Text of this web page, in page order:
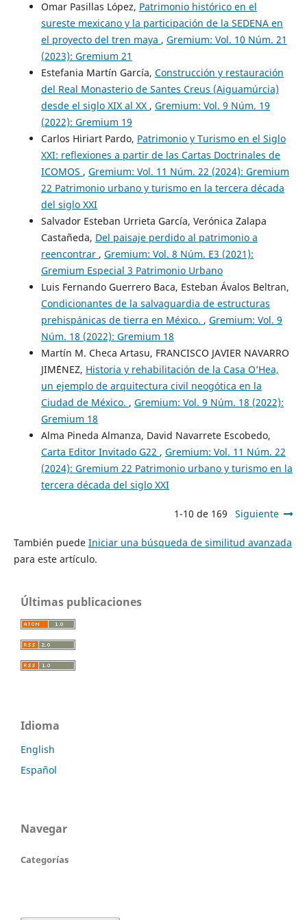
Omar Pasillas López, Patrimonio histórico en el
sureste mexicano y la participación de la SEDENA en
el proyecto del tren maya , Gremium: Vol. 10 Núm. 21
(2023): Gremium 21
Estefania Martín García, Construcción y restauración
del Real Monasterio de Santes Creus (Aiguamúrcia)
desde el siglo XIX al XX , Gremium: Vol. 9 Núm. 19
(2022): Gremium 19
Carlos Hiriart Pardo, Patrimonio y Turismo en el Siglo
XXI: reflexiones a partir de las Cartas Doctrinales de
ICOMOS , Gremium: Vol. 11 Núm. 22 (2024): Gremium
22 Patrimonio urbano y turismo en la tercera década
del siglo XXI
Salvador Esteban Urrieta García, Verónica Zalapa
Castañeda, Del paisaje perdido al patrimonio a
reencontrar , Gremium: Vol. 8 Núm. E3 (2021):
Gremium Especial 3 Patrimonio Urbano
Luis Fernando Guerrero Baca, Esteban Ávalos Beltran,
Condicionantes de la salvaguardia de estructuras
prehispánicas de tierra en México. , Gremium: Vol. 9
Núm. 18 (2022): Gremium 18
Martín M. Checa Artasu, FRANCISCO JAVIER NAVARRO
JIM´´ENEZ, Historia y rehabilitación de la Casa O’Hea,
un ejemplo de arquitectura civil neogótica en la
Ciudad de México. , Gremium: Vol. 9 Núm. 18 (2022):
Gremium 18
Alma Pineda Almanza, David Navarrete Escobedo,
Carta Editor Invitado G22 , Gremium: Vol. 11 Núm. 22
(2024): Gremium 22 Patrimonio urbano y turismo en la
tercera década del siglo XXI
1-10 de 169 Siguiente
También puede Iniciar una búsqueda de similitud avanzada
para este artículo.
Últimas publicaciones
Idioma
English
Español
Navegar
Categorías